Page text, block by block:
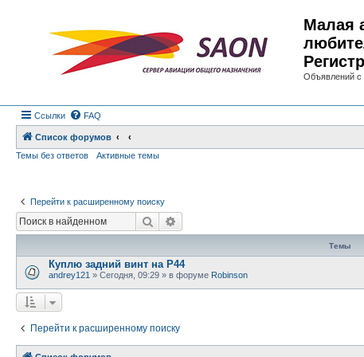
Малая
Объявлений с
Ссылки FAQ
Список форумов
Темы без ответов
Активные темы
Перейти к расширенному поиску
Поиск
Темы
Куплю задний винт на Р44
andrey121 » Сегодня, 09:29 » в форуме Robinson
Перейти к расширенному поиску